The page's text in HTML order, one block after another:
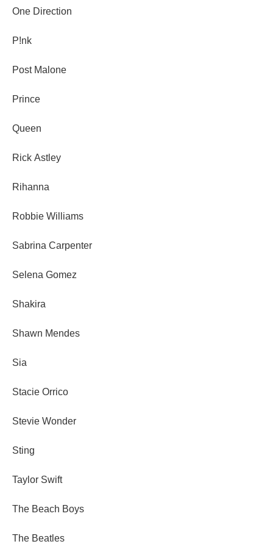
One Direction
P!nk
Post Malone
Prince
Queen
Rick Astley
Rihanna
Robbie Williams
Sabrina Carpenter
Selena Gomez
Shakira
Shawn Mendes
Sia
Stacie Orrico
Stevie Wonder
Sting
Taylor Swift
The Beach Boys
The Beatles